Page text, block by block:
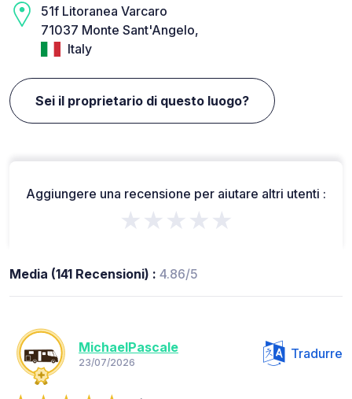
51f Litoranea Varcaro
71037 Monte Sant'Angelo,
Italy
Sei il proprietario di questo luogo?
Aggiungere una recensione per aiutare altri utenti :
★★★★★
Media (141 Recensioni) : 4.86/5
MichaelPascale
23/07/2026
Tradurre